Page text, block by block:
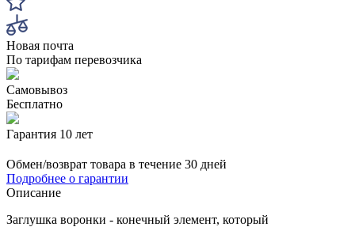
Новая почта
По тарифам перевозчика
Самовывоз
Бесплатно
Гарантия 10 лет
Обмен/возврат товара в течение 30 дней
Подробнее о гарантии
Описание
Заглушка воронки - конечный элемент, который